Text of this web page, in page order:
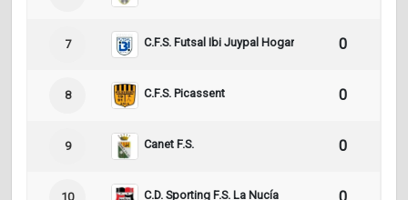
7 C.F.S. Futsal Ibi Juypal Hogar 0
8 C.F.S. Picassent 0
9 Canet F.S. 0
10 C.D. Sporting F.S. La Nucía